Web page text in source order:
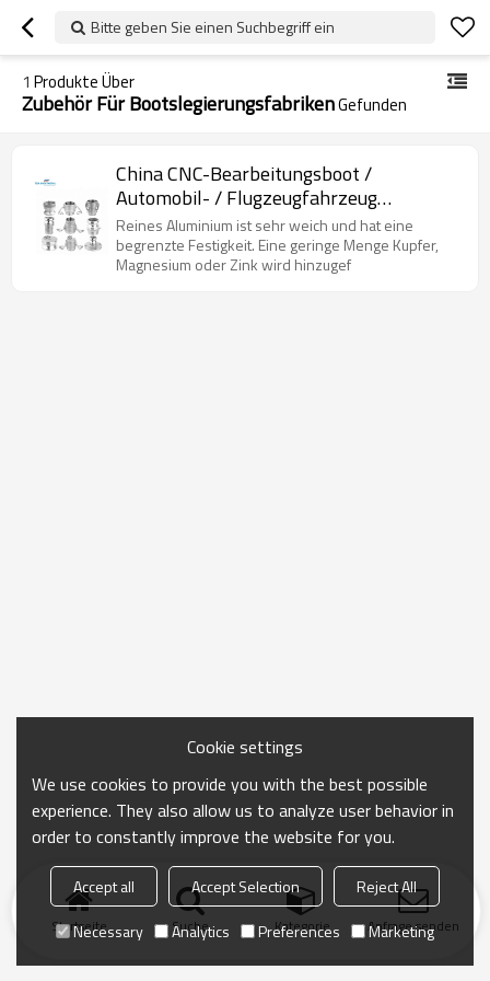
Bitte geben Sie einen Suchbegriff ein
1 Produkte Über
Zubehör Für BootslegierungsfabrikenGefunden
China CNC-Bearbeitungsboot /
Automobil- / Flugzeugfahrzeug
Aluminium / Legierung / Messing-
Metallersatzteile
Reines Aluminium ist sehr weich und hat eine
begrenzte Festigkeit. Eine geringe Menge Kupfer,
Magnesium oder Zink wird hinzugef
Startseite Suche Kategorie Anfrage senden
Cookie settings
We use cookies to provide you with the best possible
experience. They also allow us to analyze user behavior in
order to constantly improve the website for you.
Accept all Accept Selection
Reject All
Necessary
Analytics Preferences Marketing